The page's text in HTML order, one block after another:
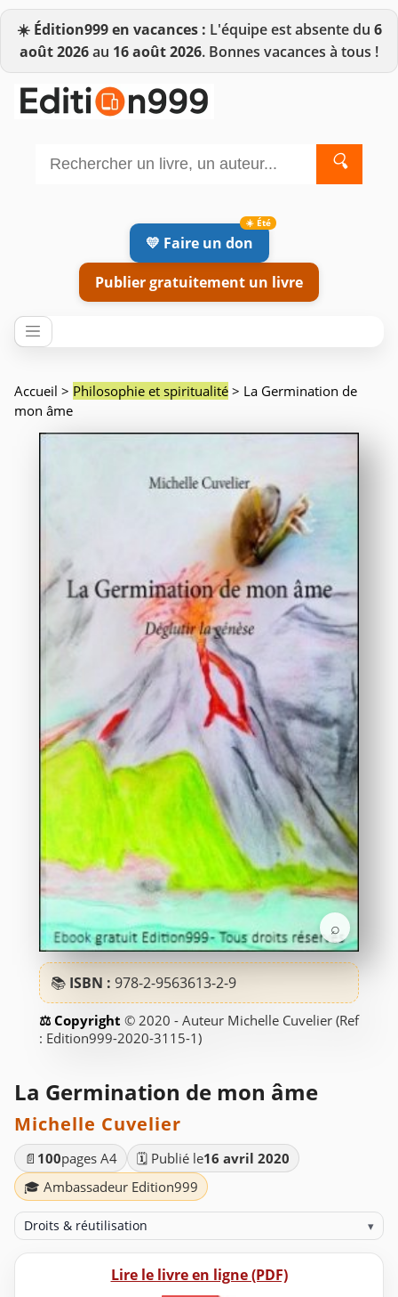
☀️ Édition999 en vacances : L'équipe est absente du 6
août 2026au 16 août 2026. Bonnes vacances à tous !
🔍
💛 Faire un don
Publier gratuitement un livre
Accueil > Philosophie et spiritualité > La Germination de
mon âme
⌕
📚 ISBN : 978-2-9563613-2-9
© 2020 - Auteur Michelle Cuvelier (Ref
: Edition999-2020-3115-1)
La Germination de mon âme
Michelle Cuvelier
📄 100pages A4 🗓️ Publié le16 avril 2020
🎓 Ambassadeur Edition999
Droits & réutilisation ▾
Lire le livre en ligne (PDF)